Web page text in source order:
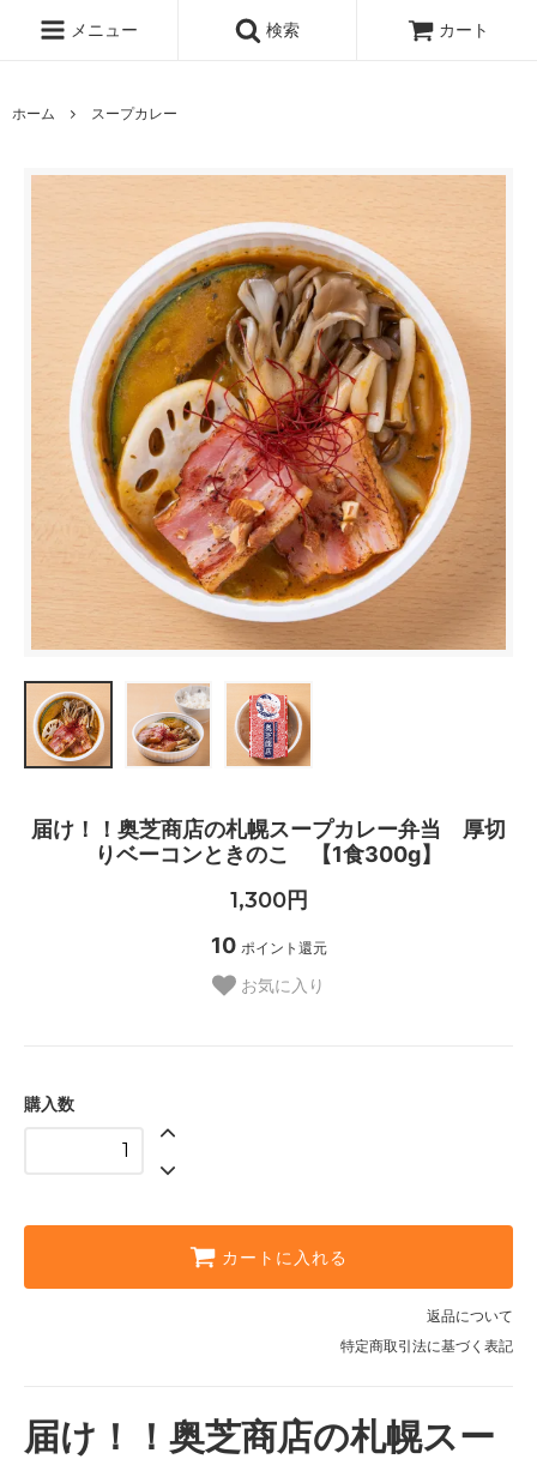
メニュー 検索 カート
ホーム スープカレー
届け！！奥芝商店の札幌スープカレー弁当 厚切
りベーコンときのこ 【1食300g】
1,300円
10 ポイント還元
お気に入り
購入数
カートに入れる
返品について
特定商取引法に基づく表記
届け！！奥芝商店の札幌スー